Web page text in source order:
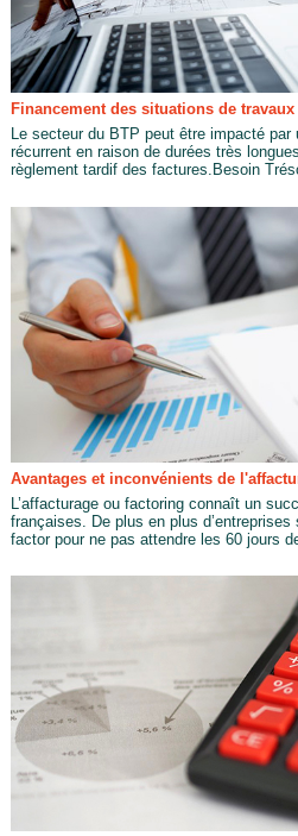
Financement des situations de
Le secteur du BTP peut être impacté par
récurrent en raison de durées très
règlement tardif des factures.Besoin
Avantages et inconvénients de
L’affacturage ou factoring connaît un
françaises. De plus en plus
factor pour ne pas attendre les 60 jours